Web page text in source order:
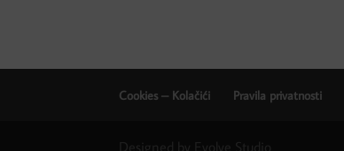
Cookies – Kolačići Pravila privatnosti